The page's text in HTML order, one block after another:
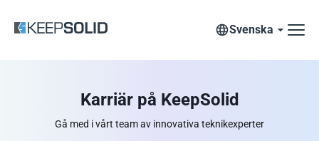
Svenska
Karriär på KeepSolid
Gå med i vårt team av innovativa teknikexperter